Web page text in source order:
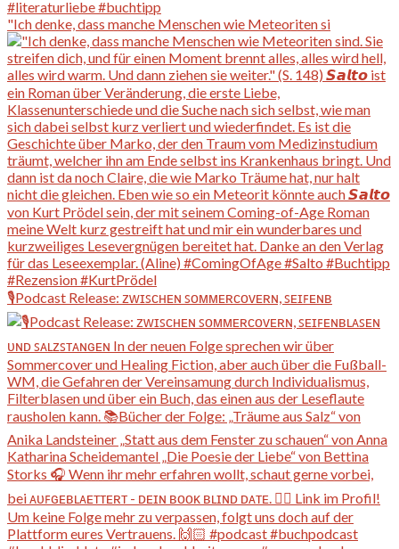
"Ich denke, dass manche Menschen wie Meteoriten si
🎙️Podcast Release: ᴢᴡɪꜱᴄʜᴇɴ ꜱᴏᴍᴍᴇʀᴄᴏᴠᴇʀɴ, ꜱᴇɪꜰᴇɴʙ